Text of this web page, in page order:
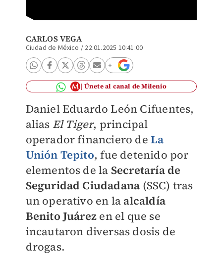
CARLOS VEGA
Ciudad de México / 22.01.2025 10:41:00
Únete al canal de Milenio
Daniel Eduardo León Cifuentes,
alias El Tiger, principal
operador financiero deLa
Unión Tepito, fue detenido por
elementos de la Secretaría de
Seguridad Ciudadana (SSC) tras
un operativo en la alcaldía
Benito Juárez en el que se
incautaron diversas dosis de
drogas.